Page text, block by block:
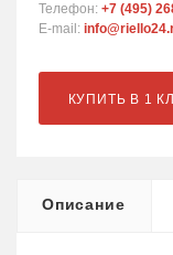
Телефон: +7 (495)
E-mail:
КУПИТЬ В 1
Описание